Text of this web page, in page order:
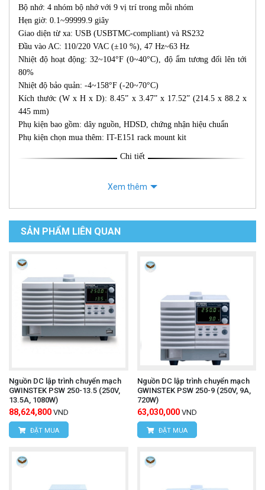
Bộ nhớ: 4 nhóm bộ nhớ với 9 vị trí trong mỗi nhóm
Hẹn giờ: 0.1~99999.9 giây
Giao diện từ xa: USB (USBTMC-compliant) và RS232
Đầu vào AC: 110/220 VAC (±10 %), 47 Hz~63 Hz
Nhiệt độ hoạt động: 32~104°F (0~40°C), độ ẩm tương đối lên tới
80%
Nhiệt độ bảo quản: -4~158°F (-20~70°C)
Kích thước (W x H x D): 8.45” x 3.47” x 17.52” (214.5 x 88.2 x
445 mm)
Phụ kiện bao gồm: dây nguồn, HDSD, chứng nhận hiệu chuẩn
Phụ kiện chọn mua thêm: IT-E151 rack mount kit
Chi tiết
Xem thêm
SẢN PHẨM LIÊN QUAN
Nguồn DC lập trình chuyển mạch
GWINSTEK PSW 250-13.5 (250V,
13.5A, 1080W)
88,624,800 VND
ĐẶT MUA
Nguồn DC lập trình chuyển mạch
GWINSTEK PSW 250-9 (250V, 9A,
720W)
63,030,000 VND
ĐẶT MUA